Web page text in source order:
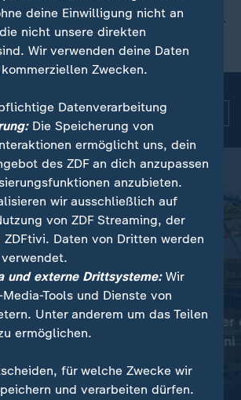
15.000 Haushalte seien ohne Strom.
Aktuelle
:
in
Welthandel
Rekordwert der
Exporte im Juni
Video 0:45
deine Einwilligung nicht an
nicht unsere direkten
Wir verwenden deine Daten
Zwecken.
Datenverarbeitung
Die Speicherung von
ermöglicht uns, dein
des ZDF an dich anzupassen
anzubieten.
wir ausschließlich auf
von ZDF Streaming, der
ZDFtivi. Daten von Dritten werden
und externe Drittsysteme:Wir
Tools und Dienste von
Unter anderem um das Teilen
ermöglichen.
für welche Zwecke wir
und verarbeiten dürfen.